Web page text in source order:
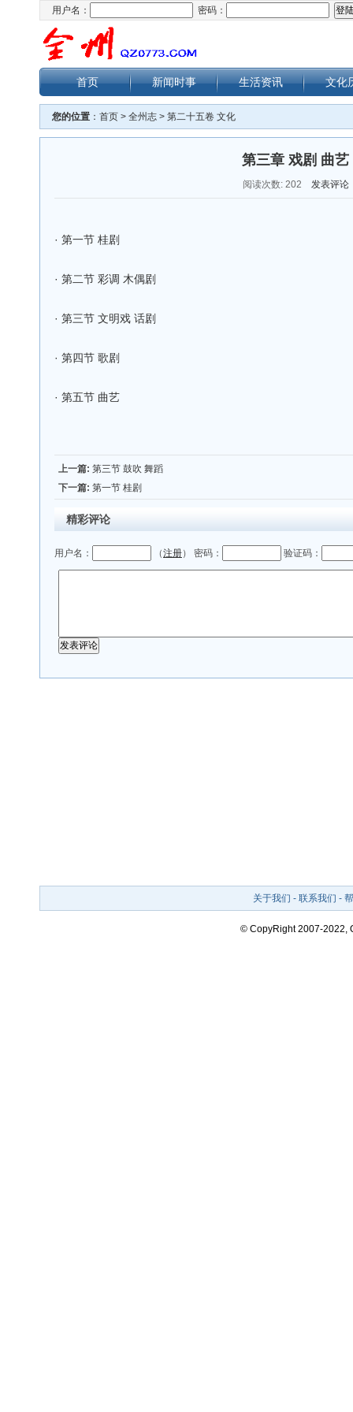
用户名： 密码：
首页 新闻时事 生活资讯 文化
您的位置 ： 首页 > 全州志 > 第二十五卷 文化
第三章 戏剧 曲艺
阅读次数: 202 发表评论
· 第一节 桂剧
· 第二节 彩调 木偶剧
· 第三节 文明戏 话剧
· 第四节 歌剧
· 第五节 曲艺
上一篇: 第三节 鼓吹 舞蹈
下一篇: 第一节 桂剧
精彩评论
用户名： （注册） 密码： 验证码：
关于我们 - 联系我们 -
© CopyRight 2007-2022,